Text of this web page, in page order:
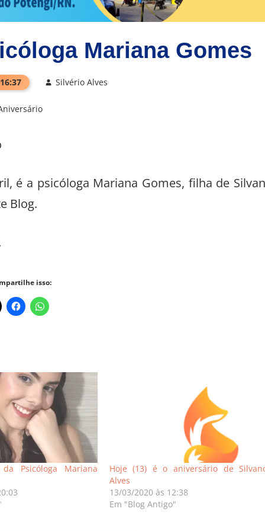
Mariana Gomes
Silvério Alves
é a psicóloga Mariana Gomes, filha de
Blog.
isso:
Psicóloga Mariana
Hoje (13) é o aniversário de
Alves
13/03/2020 às 12:38
Em "Blog Antigo"